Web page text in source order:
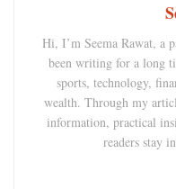
Hi, I’m Seema Rawat, a
been writing for a long
sports, technology,
wealth. Through my
information, practical
readers stay